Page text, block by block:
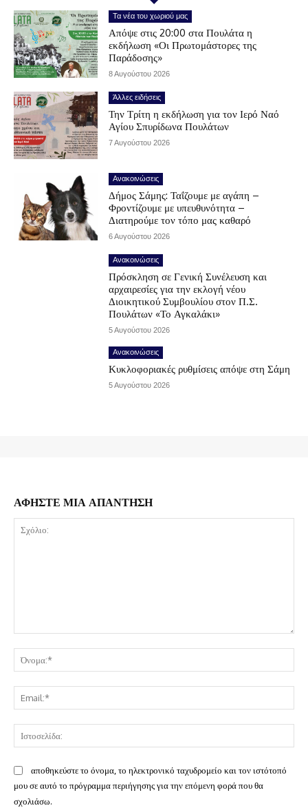
Τα νέα του χωριού μας
Απόψε στις 20:00 στα Πουλάτα η
εκδήλωση «Οι Πρωτομάστορες της
Παράδοσης»
8 Αυγούστου 2026
Άλλες ειδήσεις
Την Τρίτη η εκδήλωση για τον Ιερό Ναό
Αγίου Σπυρίδωνα Πουλάτων
7 Αυγούστου 2026
Ανακοινώσεις
Δήμος Σάμης: Ταΐζουμε με αγάπη –
Φροντίζουμε με υπευθυνότητα –
Διατηρούμε τον τόπο μας καθαρό
6 Αυγούστου 2026
Ανακοινώσεις
Πρόσκληση σε Γενική Συνέλευση και
αρχαιρεσίες για την εκλογή νέου
Διοικητικού Συμβουλίου στον Π.Σ.
Πουλάτων «Το Αγκαλάκι»
5 Αυγούστου 2026
Ανακοινώσεις
Κυκλοφοριακές ρυθμίσεις απόψε στη Σάμη
5 Αυγούστου 2026
ΑΦΗΣΤΕ ΜΙΑ ΑΠΑΝΤΗΣΗ
αποθηκεύστε το όνομα, το ηλεκτρονικό ταχυδρομείο και τον ιστότοπό
μου σε αυτό το πρόγραμμα περιήγησης για την επόμενη φορά που θα
σχολιάσω.